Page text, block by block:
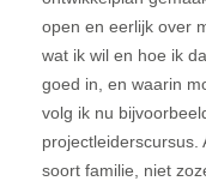
open en eerlijk over
wat ik wil en hoe ik
goed in, en waarin
volg ik nu
projectleiderscursus.
soort familie, niet